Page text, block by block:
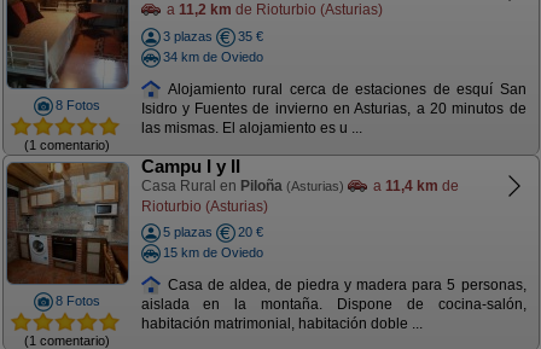
8 Fotos
(1 comentario)
a 11,2 km de Rioturbio (Asturias)
3 plazas
35 €
34 km de Oviedo
Alojamiento rural cerca de estaciones de esquí San
Isidro y Fuentes de invierno en Asturias, a 20 minutos de
las mismas. El alojamiento es u ...
8 Fotos
(1 comentario)
Campu I y II
Casa Rural en Piloña (Asturias) a 11,4 km de
Rioturbio (Asturias)
5 plazas
20 €
15 km de Oviedo
Casa de aldea, de piedra y madera para 5 personas,
aislada en la montaña. Dispone de cocina-salón,
habitación matrimonial, habitación doble ...